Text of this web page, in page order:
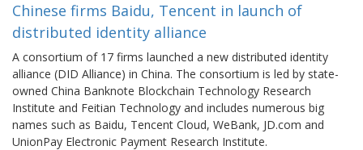
Chinese firms Baidu, Tencent in launch of
distributed identity alliance
A consortium of 17 firms launched a new distributed identity
alliance (DID Alliance) in China. The consortium is led by state-
owned China Banknote Blockchain Technology Research
Institute and Feitian Technology and includes numerous big
names such as Baidu, Tencent Cloud, WeBank, JD.com and
UnionPay Electronic Payment Research Institute.